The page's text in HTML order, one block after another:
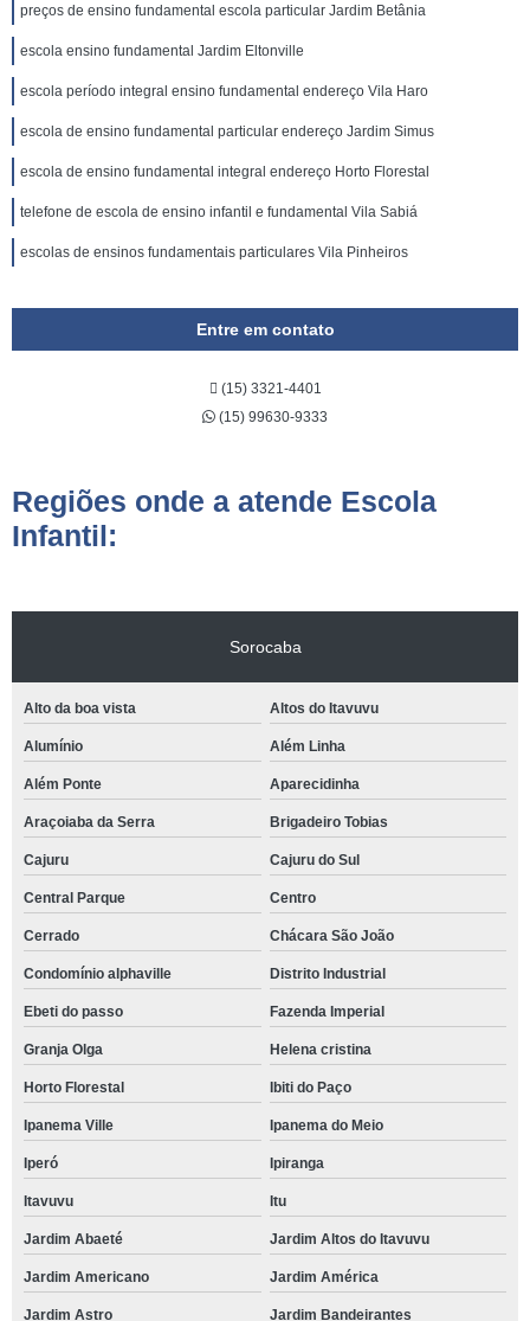
preços de ensino fundamental escola particular Jardim Betânia
escola ensino fundamental Jardim Eltonville
escola período integral ensino fundamental endereço Vila Haro
escola de ensino fundamental particular endereço Jardim Simus
escola de ensino fundamental integral endereço Horto Florestal
telefone de escola de ensino infantil e fundamental Vila Sabiá
escolas de ensinos fundamentais particulares Vila Pinheiros
Entre em contato
(15) 3321-4401
(15) 99630-9333
Regiões onde a atende Escola
Infantil:
Sorocaba
Alto da boa vista Altos do Itavuvu
Alumínio Além Linha
Além Ponte Aparecidinha
Araçoiaba da Serra Brigadeiro Tobias
Cajuru Cajuru do Sul
Central Parque Centro
Cerrado Chácara São João
Condomínio alphaville Distrito Industrial
Ebeti do passo Fazenda Imperial
Granja Olga Helena cristina
Horto Florestal Ibiti do Paço
Ipanema Ville Ipanema do Meio
Iperó Ipiranga
Itavuvu Itu
Jardim Abaeté Jardim Altos do Itavuvu
Jardim Americano Jardim América
Jardim Astro Jardim Bandeirantes